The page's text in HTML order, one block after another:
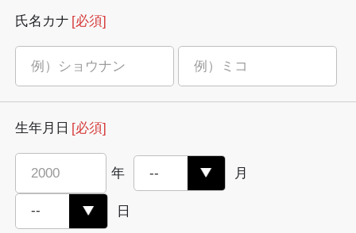
氏名カナ [必須]
生年月日 [必須]
年 月
日